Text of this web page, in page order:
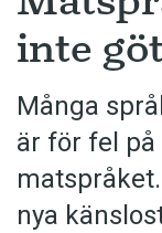
inte
Många
är för fel
nya